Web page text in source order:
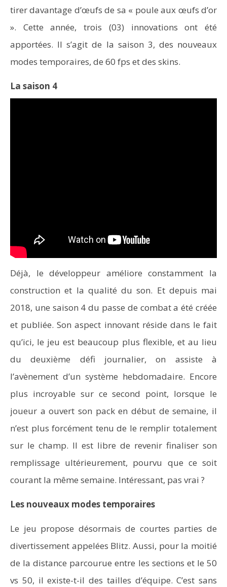
tirer davantage d’œufs de sa « poule aux œufs d’or
». Cette année, trois (03) innovations ont été
apportées. Il s’agit de la saison 3, des nouveaux
modes temporaires, de 60 fps et des skins.
La saison 4
Déjà, le développeur améliore constamment la
construction et la qualité du son. Et depuis mai
2018, une saison 4 du passe de combat a été créée
et publiée. Son aspect innovant réside dans le fait
qu’ici, le jeu est beaucoup plus flexible, et au lieu
du deuxième défi journalier, on assiste à
l’avènement d’un système hebdomadaire. Encore
plus incroyable sur ce second point, lorsque le
joueur a ouvert son pack en début de semaine, il
n’est plus forcément tenu de le remplir totalement
sur le champ. Il est libre de revenir finaliser son
remplissage ultérieurement, pourvu que ce soit
courant la même semaine. Intéressant, pas vrai ?
Les nouveaux modes temporaires
Le jeu propose désormais de courtes parties de
divertissement appelées Blitz. Aussi, pour la moitié
de la distance parcourue entre les sections et le 50
vs 50, il existe-t-il des tailles d’équipe. C’est sans